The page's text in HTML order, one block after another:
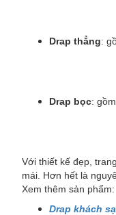
Drap thẳng:
Drap bọc:
Với thiết kế đẹp,
mái. Hơn hết là
Xem thêm sản phẩm:
Drap khách